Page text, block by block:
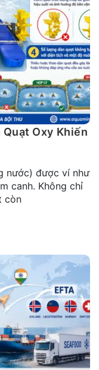
Quạt Oxy Khiến
nước) được ví như
canh. Không chỉ
còn